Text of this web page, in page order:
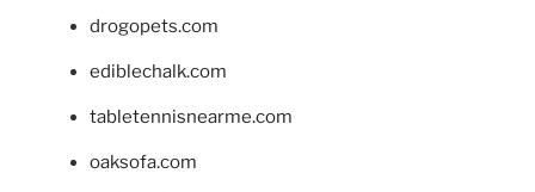
drogopets.com
ediblechalk.com
tabletennisnearme.com
oaksofa.com